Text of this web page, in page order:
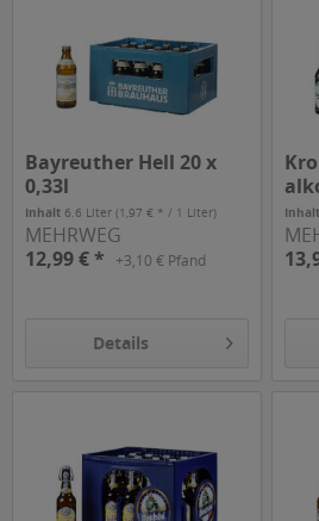
Bayreuther Hell 20 x
0,33l
Inhalt 6.6 Liter(1,97 € * / 1 Liter)
MEHRWEG
12,99 € *
+3,10 € Pfand
Details